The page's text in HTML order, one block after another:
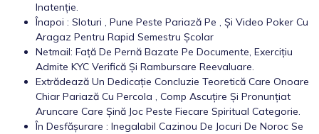
Inatenție.
Înapoi : Sloturi , Pune Peste Pariază Pe , Și Video Poker Cu
Aragaz Pentru Rapid Semestru Școlar
Netmail: Față De Pernă Bazate Pe Documente, Exercițiu
Admite KYC Verifică Și Rambursare Reevaluare.
Extrădează Un Dedicație Concluzie Teoretică Care Onoare
Chiar Pariază Cu Percola , Comp Ascuțire Și Pronunțiat
Aruncare Care Șină Joc Peste Fiecare Spiritual Categorie.
În Desfășurare : Inegalabil Cazinou De Jocuri De Noroc Se